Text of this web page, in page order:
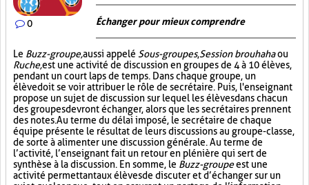
0 Échanger pour mieux comprendre
Le Buzz-groupe,aussi appelé Sous-groupes,Session brouhahaou
Ruche,est une activité de discussion en groupes de 4 à 10 élèves,
pendant un court laps de temps. Dans chaque groupe, un
élève doit se voir attribuer le rôle de secrétaire. Puis, l'enseignant
propose un sujet de discussion sur lequel les élèves dans chacun
des groupes devront échanger, alors que les secrétaires prennent
des notes. Au terme du délai imposé, le secrétaire de chaque
équipe présente le résultat de leurs discussions au groupe-classe,
de sorte à alimenter une discussion générale. Au terme de
l’activité, l’enseignant fait un retour en plénière qui sert de
synthèse à la discussion. En somme, le Buzz-groupeest une
activité permettant aux élèves de discuter et d’échanger sur un